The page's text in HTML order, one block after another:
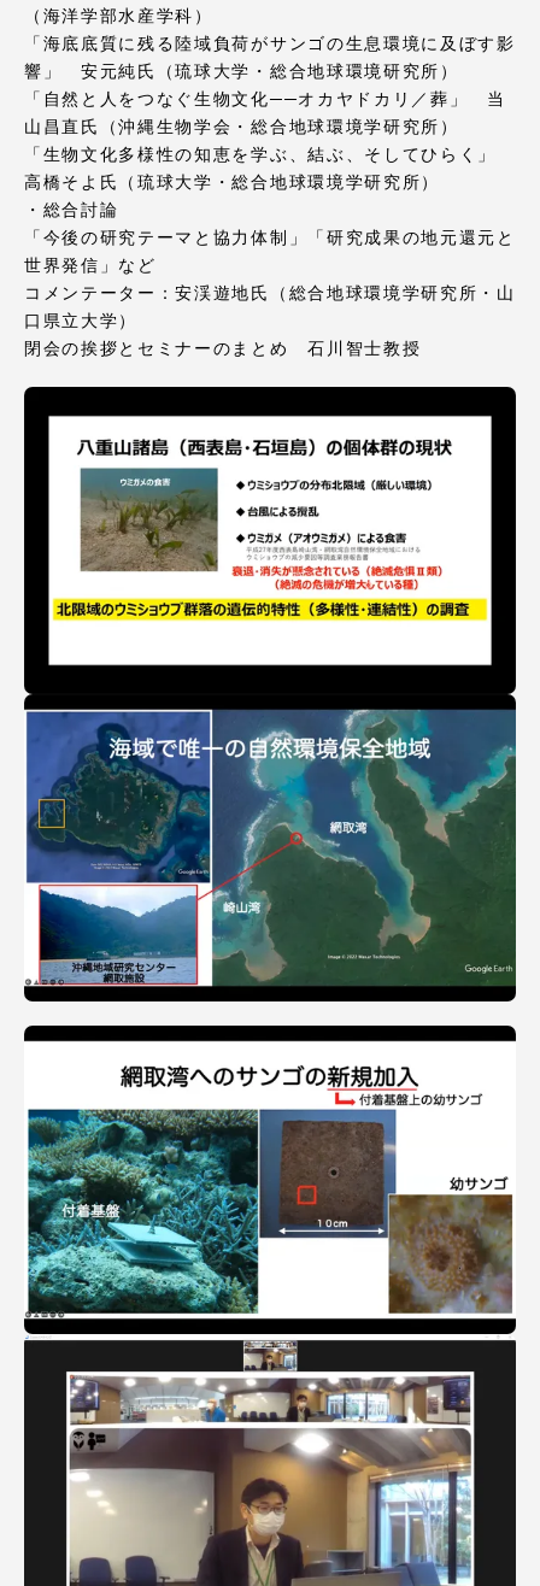
（海洋学部水産学科）
「海底底質に残る陸域負荷がサンゴの生息環境に及ぼす影
響」 安元純氏（琉球大学・総合地球環境研究所）
「自然と人をつなぐ生物文化──オカヤドカリ／葬」 当
山昌直氏（沖縄生物学会・総合地球環境学研究所）
「生物文化多様性の知恵を学ぶ、結ぶ、そしてひらく」
高橋そよ氏（琉球大学・総合地球環境学研究所）
・総合討論
「今後の研究テーマと協力体制」「研究成果の地元還元と
世界発信」など
コメンテーター：安渓遊地氏（総合地球環境学研究所・山
口県立大学）
閉会の挨拶とセミナーのまとめ 石川智士教授
資料請求 お問い合わせ
在学生・保護者向けポータル（TIPS） 本学教職員向け情報